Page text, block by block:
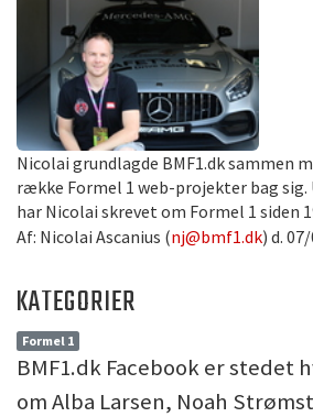
Nicolai grundlagde BMF1.dk sammen
række Formel 1 web-projekter bag sig.
har Nicolai skrevet om Formel 1 siden
Af: Nicolai Ascanius (nj@bmf1.dk) d.
KATEGORIER
Formel 1
BMF1.dk Facebook er stedet
om Alba Larsen, Noah